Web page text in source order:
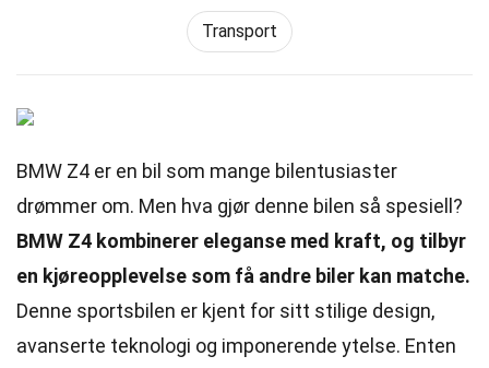
Transport
BMW Z4 er en bil som mange bilentusiaster
drømmer om. Men hva gjør denne bilen så spesiell?
BMW Z4 kombinerer eleganse med kraft, og tilbyr
en kjøreopplevelse som få andre biler kan matche.
Denne sportsbilen er kjent for sitt stilige design,
avanserte teknologi og imponerende ytelse. Enten